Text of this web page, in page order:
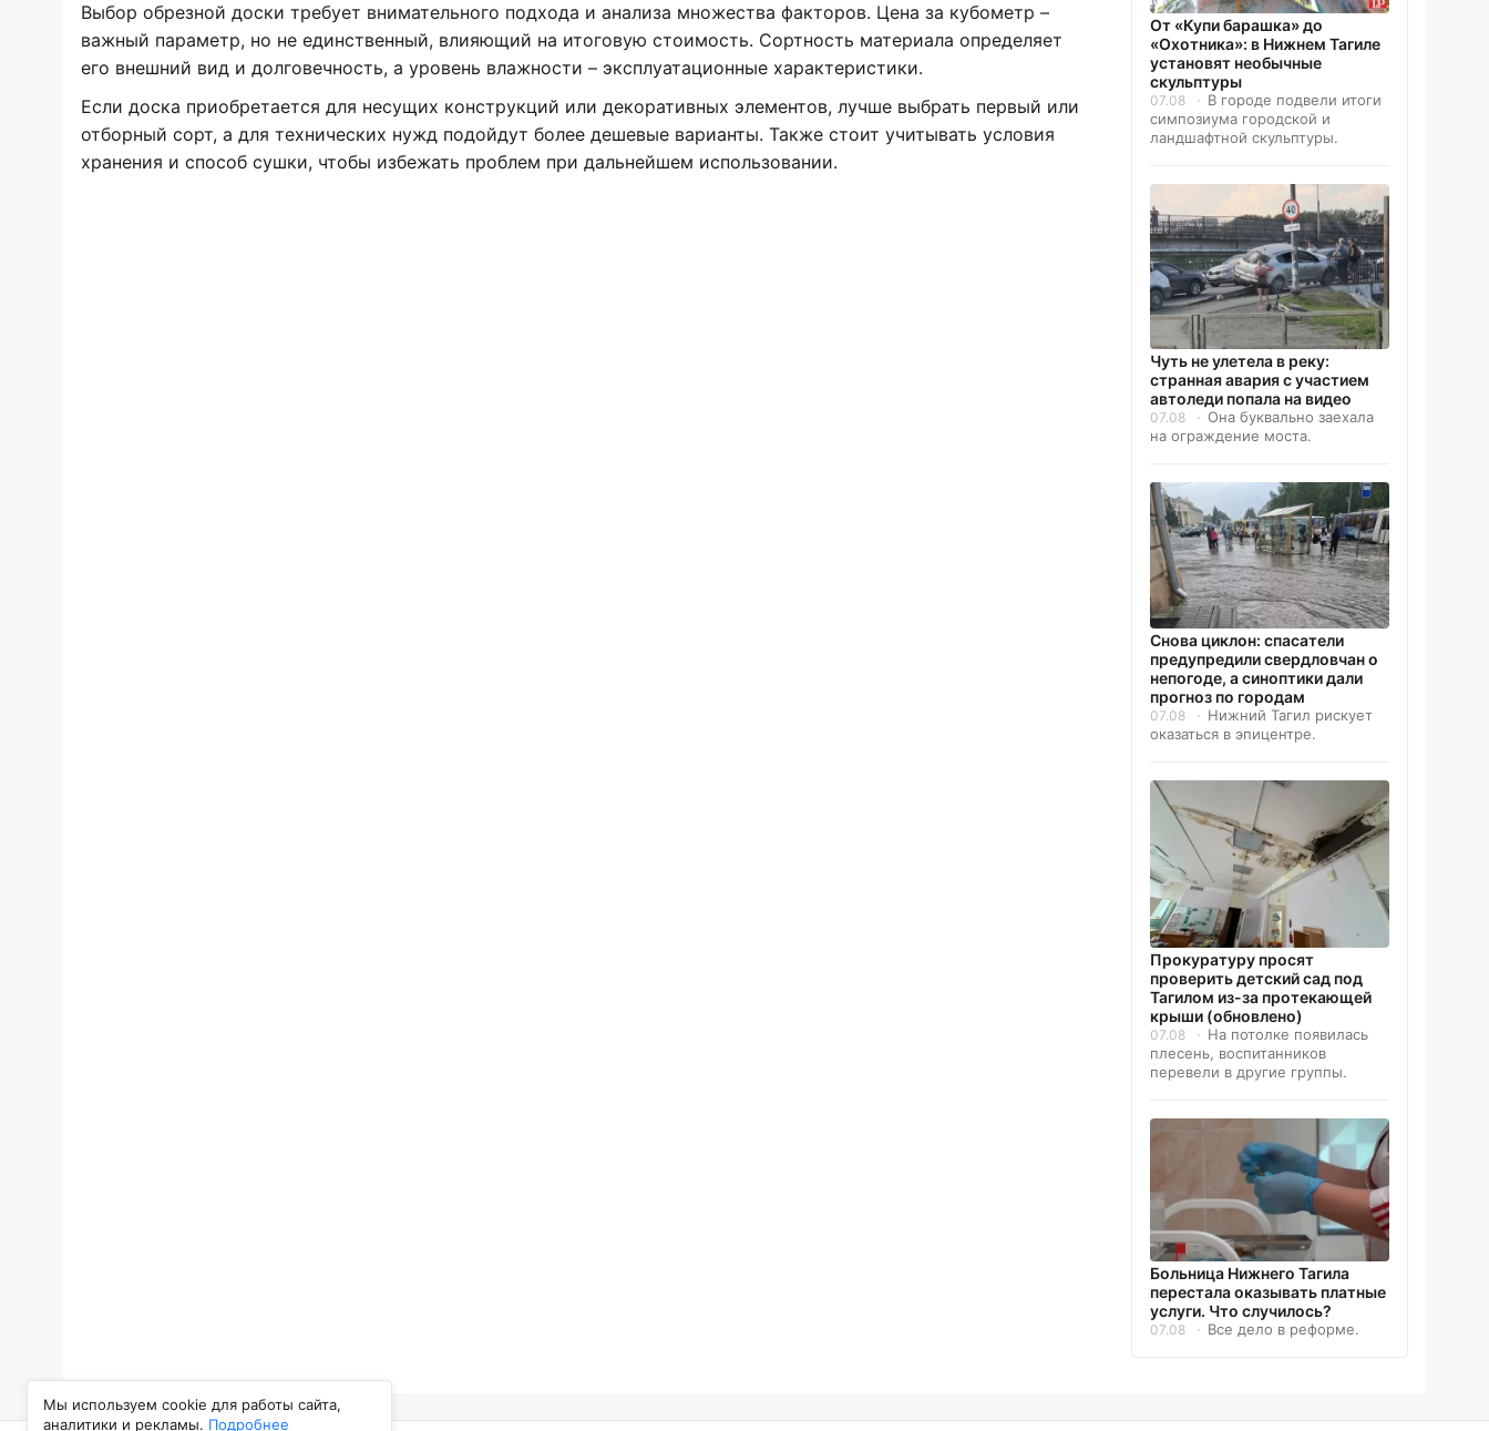
Мы используем cookie для работы сайта,
аналитики и рекламы. Подробнее
Выбор обрезной доски требует внимательного подхода и анализа множества факторов. Цена за кубометр –
важный параметр, но не единственный, влияющий на итоговую стоимость. Сортность материала определяет
его внешний вид и долговечность, а уровень влажности – эксплуатационные характеристики.
Если доска приобретается для несущих конструкций или декоративных элементов, лучше выбрать первый или
отборный сорт, а для технических нужд подойдут более дешевые варианты. Также стоит учитывать условия
хранения и способ сушки, чтобы избежать проблем при дальнейшем использовании.
От «Купи барашка» до
«Охотника»: в Нижнем Тагиле
установят необычные
скульптуры
07.08
В городе подвели итоги
симпозиума городской и
ландшафтной скульптуры.
Чуть не улетела в реку:
странная авария с участием
автоледи попала на видео
07.08
Она буквально заехала
на ограждение моста.
Снова циклон: спасатели
предупредили свердловчан о
непогоде, а синоптики дали
прогноз по городам
07.08
Нижний Тагил рискует
оказаться в эпицентре.
Прокуратуру просят
проверить детский сад под
Тагилом из-за протекающей
крыши (обновлено)
07.08
На потолке появилась
плесень, воспитанников
перевели в другие группы.
Больница Нижнего Тагила
перестала оказывать платные
услуги. Что случилось?
07.08 Все дело в реформе.